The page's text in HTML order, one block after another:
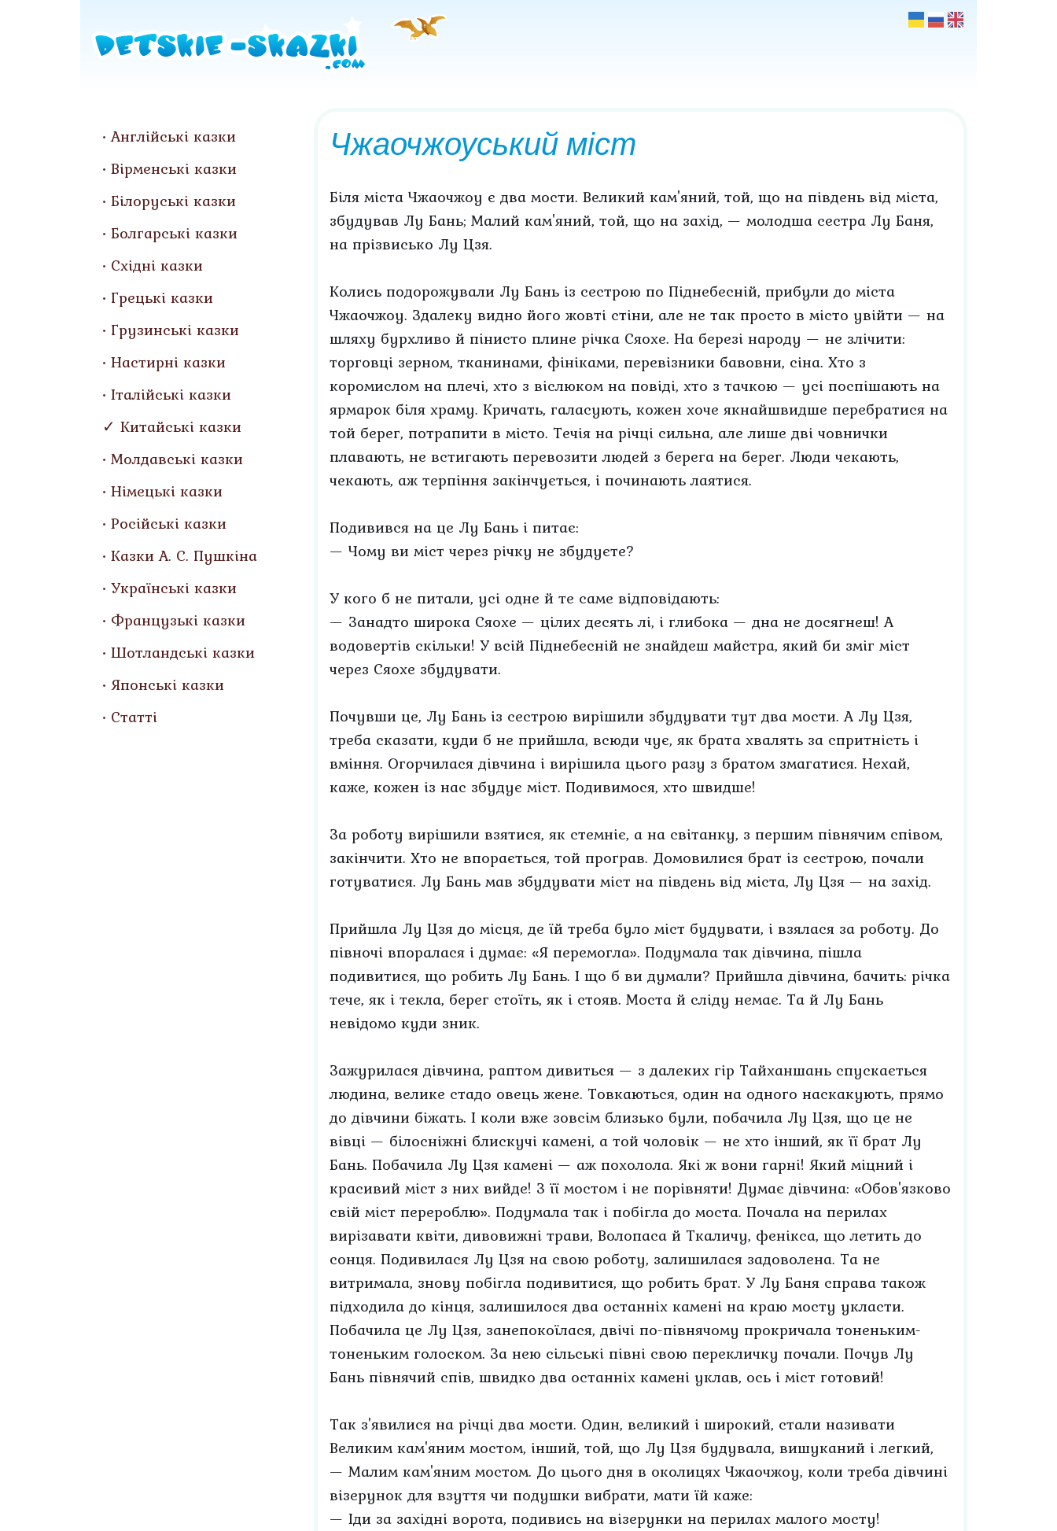
Англійські казки
Вірменські казки
Білоруські казки
Болгарські казки
Східні казки
Грецькі казки
Грузинські казки
Настирні казки
Італійські казки
Китайські казки
Молдавські казки
Німецькі казки
Російські казки
Казки А. С. Пушкіна
Українські казки
Французькі казки
Шотландські казки
Японські казки
Статті
Чжаочжоуський міст
Біля міста Чжаочжоу є два мости. Великий кам'яний, той, що на південь від міста,
збудував Лу Бань; Малий кам'яний, той, що на захід, — молодша сестра Лу Баня,
на прізвисько Лу Цзя.
Колись подорожували Лу Бань із сестрою по Піднебесній, прибули до міста
Чжаочжоу. Здалеку видно його жовті стіни, але не так просто в місто увійти — на
шляху бурхливо й пінисто плине річка Сяохе. На березі народу — не злічити:
торговці зерном, тканинами, фініками, перевізники бавовни, сіна. Хто з
коромислом на плечі, хто з віслюком на повіді, хто з тачкою — усі поспішають на
ярмарок біля храму. Кричать, галасують, кожен хоче якнайшвидше перебратися на
той берег, потрапити в місто. Течія на річці сильна, але лише дві човнички
плавають, не встигають перевозити людей з берега на берег. Люди чекають,
чекають, аж терпіння закінчується, і починають лаятися.
Подивився на це Лу Бань і питає:
— Чому ви міст через річку не збудуєте?
У кого б не питали, усі одне й те саме відповідають:
— Занадто широка Сяохе — цілих десять лі, і глибока — дна не досягнеш! А
водовертів скільки! У всій Піднебесній не знайдеш майстра, який би зміг міст
через Сяохе збудувати.
Почувши це, Лу Бань із сестрою вирішили збудувати тут два мости. А Лу Цзя,
треба сказати, куди б не прийшла, всюди чує, як брата хвалять за спритність і
вміння. Огорчилася дівчина і вирішила цього разу з братом змагатися. Нехай,
каже, кожен із нас збудує міст. Подивимося, хто швидше!
За роботу вирішили взятися, як стемніє, а на світанку, з першим півнячим співом,
закінчити. Хто не впорається, той програв. Домовилися брат із сестрою, почали
готуватися. Лу Бань мав збудувати міст на південь від міста, Лу Цзя — на захід.
Прийшла Лу Цзя до місця, де їй треба було міст будувати, і взялася за роботу. До
півночі впоралася і думає: «Я перемогла». Подумала так дівчина, пішла
подивитися, що робить Лу Бань. І що б ви думали? Прийшла дівчина, бачить: річка
тече, як і текла, берег стоїть, як і стояв. Моста й сліду немає. Та й Лу Бань
невідомо куди зник.
Зажурилася дівчина, раптом дивиться — з далеких гір Тайханшань спускається
людина, велике стадо овець жене. Товкаються, один на одного наскакують, прямо
до дівчини біжать. І коли вже зовсім близько були, побачила Лу Цзя, що це не
вівці — білосніжні блискучі камені, а той чоловік — не хто інший, як її брат Лу
Бань. Побачила Лу Цзя камені — аж похолола. Які ж вони гарні! Який міцний і
красивий міст з них вийде! З її мостом і не порівняти! Думає дівчина: «Обов'язково
свій міст перероблю». Подумала так і побігла до моста. Почала на перилах
вирізавати квіти, дивовижні трави, Волопаса й Ткаличу, фенікса, що летить до
сонця. Подивилася Лу Цзя на свою роботу, залишилася задоволена. Та не
витримала, знову побігла подивитися, що робить брат. У Лу Баня справа також
підходила до кінця, залишилося два останніх камені на краю мосту укласти.
Побачила це Лу Цзя, занепокоїлася, двічі по-півнячому прокричала тоненьким-
тоненьким голоском. За нею сільські півні свою перекличку почали. Почув Лу
Бань півнячий спів, швидко два останніх камені уклав, ось і міст готовий!
Так з'явилися на річці два мости. Один, великий і широкий, стали називати
Великим кам'яним мостом, інший, той, що Лу Цзя будувала, вишуканий і легкий,
— Малим кам'яним мостом. До цього дня в околицях Чжаочжоу, коли треба дівчині
візерунок для взуття чи подушки вибрати, мати їй каже:
— Іди за західні ворота, подивись на візерунки на перилах малого мосту!